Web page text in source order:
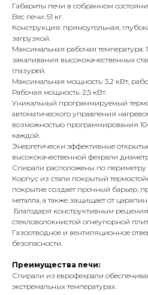
Габариты печи в собранном
Вес печи: 51 кг.
Конструкция: прямоугольная,
загрузкой.
Максимальная рабочая температура:
закаливания высококачественных
глазурей.
Максимальная мощность: 3,2 кВт,
Рабочая мощность: 2,5 кВт.
Уникальный программируемый
автоматического управления
возможностью программирования
каждой.
Энергетически эффективные
высококачественной фехрали
Спирали расположены по периметру
Корпус из стали покрытый
покрытие создает прочный барьер,
металла, а также защищает от
Благодаря конструктивным
стекловолокнистой огнеупорной
Газоотводное и вентиляционное
безопасности.
Преимущества печи:
Спирали из еврофехрали
экстремальных температурах.